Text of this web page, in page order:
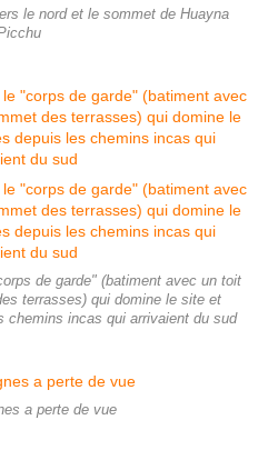
le nord et le sommet de Huayna
de garde" (batiment avec un toit
terrasses) qui domine le site et
chemins incas qui arrivaient du sud
a perte de vue